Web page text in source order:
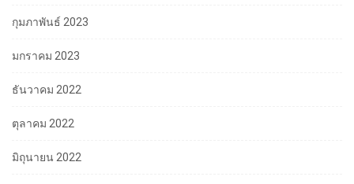
กุมภาพันธ์ 2023
มกราคม 2023
ธันวาคม 2022
ตุลาคม 2022
มิถุนายน 2022